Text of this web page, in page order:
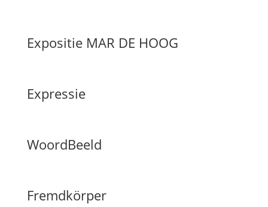
Expositie MAR DE HOOG
Expressie
WoordBeeld
Fremdkörper